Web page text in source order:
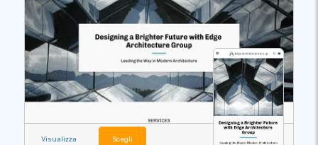
Visualizza Scegli